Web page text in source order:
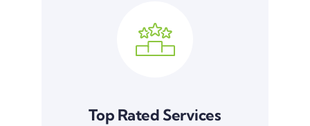
Top Rated Services